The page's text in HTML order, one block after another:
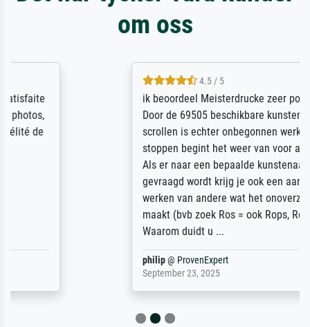
om oss
ik beoordeel Meisterdrucke zeer positief.
Door de 69505 beschikbare kunstenaars
scrollen is echter onbegonnen werk (na
stoppen begint het weer van voor af aan).
Als er naar een bepaalde kunstenaar
gevraagd wordt krijg je ook een aantal
werken van andere wat het onoverzichtelijk
maakt (bvb zoek Ros = ook Rops, Rose etc).
ProvenExpert